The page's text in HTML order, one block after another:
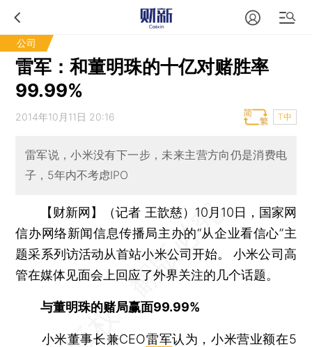
公司
雷军：和董明珠的十亿对赌胜率
99.99%
2014年10月11日 20:16 T中
雷军说，小米没有下一步，未来主营方向仍是消费电
子，5年内不考虑IPO
【财新网】（记者 王歆慈） 10月10日，国家网
信办网络新闻信息传播局主办的“从企业看信心”主
题采系列访活动从首站小米公司开始。 小米公司高
管在媒体见面会上回应了外界关注的几个话题。
与董明珠的赌局赢面99.99%
小米董事长兼CEO雷军认为，小米营业额在5